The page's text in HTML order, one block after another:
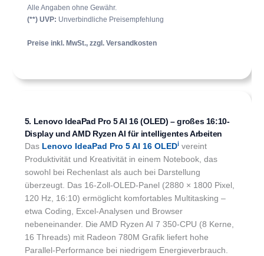
Alle Angaben ohne Gewähr.
(**) UVP: Unverbindliche Preisempfehlung
Preise inkl. MwSt., zzgl. Versandkosten
5. Lenovo IdeaPad Pro 5 AI 16 (OLED) – großes 16:10-
Display und AMD Ryzen AI für intelligentes Arbeiten
Das Lenovo IdeaPad Pro 5 AI 16 OLEDℹ︎vereint
Produktivität und Kreativität in einem Notebook, das
sowohl bei Rechenlast als auch bei Darstellung
überzeugt. Das 16-Zoll-OLED-Panel (2880 × 1800 Pixel,
120 Hz, 16:10) ermöglicht komfortables Multitasking –
etwa Coding, Excel-Analysen und Browser
nebeneinander. Die AMD Ryzen AI 7 350-CPU (8 Kerne,
16 Threads) mit Radeon 780M Grafik liefert hohe
Parallel-Performance bei niedrigem Energieverbrauch.